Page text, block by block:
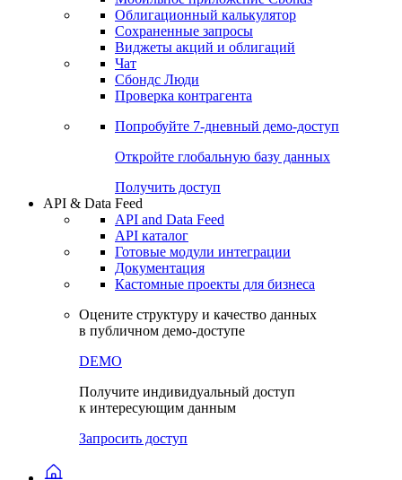
Портфель
Watchlist
Надстройка XLS
Мобильное приложение Cbonds
Облигационный калькулятор
Сохраненные запросы
Чат
Проверка контрагента
Попробуйте7-дневный
Откройте глобальную базу данных
Получить доступ
API & Data Feed
API and Data Feed
Готовые модули интеграции
Документация
в публичном демо-доступе